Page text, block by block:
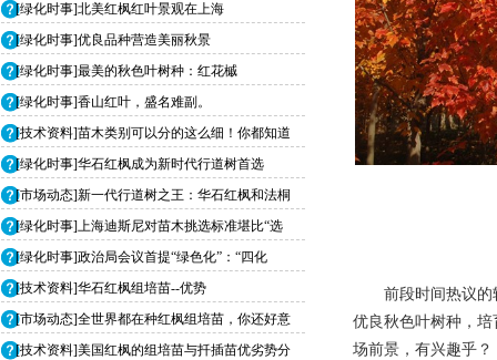
[绿化时事]北美红枫红叶景观在上海
[绿化时事]优良品种营造美丽秋景
[绿化时事]最美的秋色叶树种：红花槭
[绿化时事]香山红叶，盛名难副。
[技术资料]苗木类别可以分的这么细！你都知道
[绿化时事]华石红枫成为新时代行道树首选
[市场动态]新一代行道树之王：华石红枫和法桐
[绿化时事]上海迪斯尼对苗木挑选标准堪比“选
[绿化时事]政治局会议首提“绿色化”：“四化
[技术资料]华石红枫组培苗--优势
[市场动态]全世界都在种红枫组培苗，你还好意
[技术资料]美国红枫的组培苗与扦插苗优劣势分
前段时间热议
优良秋色叶树种，
场前景，有兴趣乎？